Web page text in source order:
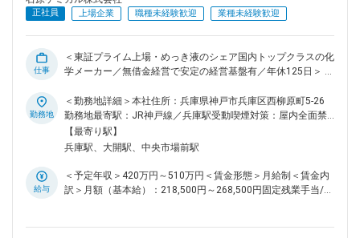
正社員 上場企業 職種未経験歓迎 業種未経験歓迎
仕事
＜東証プライム上場・めっき液のシェア国内トップクラスの化
学メーカー／無借金経営で安定の経営基盤有／年休125日＞ ■
社後長く経理としてご活躍頂け、経理職としての専門性を高め
ていただけるポジションです。 ■業務詳細： ＜経理課・財務
課共通＞ ◇伝票チェック（旅費経費精算、業者支払、入金、海
外拠点に関わる伝票の内容確認） ◇会計システムへの伝票入力
期及び期末の連結・単体決算） ◇税務申告（法人税・地方税・
事業税・事業所税申告書作成など税務全般） ◇法定開示（有価
般（年度計画、損益見込、部門別月次損益実績資料等の作成）
勤務地
＜勤務地詳細＞本社住所：兵庫県神戸市兵庫区西柳原町5-26
勤務地最寄駅：JR神戸線／兵庫駅受動喫煙対策：屋内全面禁
煙変更の範囲：会社の定める事業所
【最寄り駅】
兵庫駅、大開駅、中央市場前駅
給与
＜予定年収＞420万円～510万円＜賃金形態＞月給制＜賃金内
訳＞月額（基本給）：218,500円～268,500円固定残業手当/